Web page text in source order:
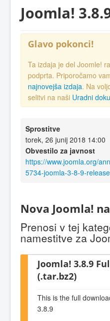
Joomla!
Glavo pokonci!
Ta izdaja je del Joomle!
podprta. Priporočamo
najnovejša izdaja. Na
selitvi na naši Uradni
Sprostitve
torek, 26 junij 2018 14:00
Obvestilo za javnost
https://www.joomla.org/
5734-joomla-3-8-9-
Nova Joomla!
Prenosi v tej
namestitve za
Joomla! 3.8.9
(.tar.bz2)
This is the full
3.8.9